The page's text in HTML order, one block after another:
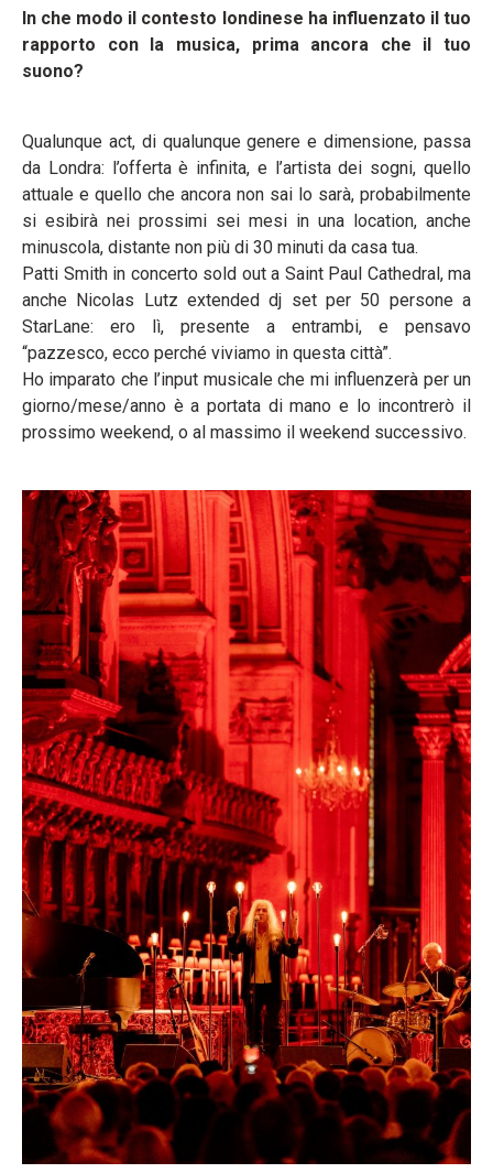
In che modo il contesto londinese ha influenzato il tuo
rapporto con la musica, prima ancora che il tuo
suono?
Qualunque act, di qualunque genere e dimensione, passa
da Londra: l’offerta è infinita, e l’artista dei sogni, quello
attuale e quello che ancora non sai lo sarà, probabilmente
si esibirà nei prossimi sei mesi in una location, anche
minuscola, distante non più di 30 minuti da casa tua.
Patti Smith in concerto sold out a Saint Paul Cathedral, ma
anche Nicolas Lutz extended dj set per 50 persone a
StarLane: ero lì, presente a entrambi, e pensavo
“pazzesco, ecco perché viviamo in questa città”.
Ho imparato che l’input musicale che mi influenzerà per un
giorno/mese/anno è a portata di mano e lo incontrerò il
prossimo weekend, o al massimo il weekend successivo.